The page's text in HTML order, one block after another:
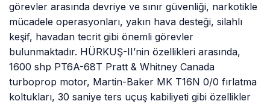
görevler arasında devriye ve sınır güvenliği, narkotikle
mücadele operasyonları, yakın hava desteği, silahlı
keşif, havadan tecrit gibi önemli görevler
bulunmaktadır. HÜRKUŞ-II’nin özellikleri arasında,
1600 shp PT6A-68T Pratt & Whitney Canada
turboprop motor, Martin-Baker MK T16N 0/0 fırlatma
koltukları, 30 saniye ters uçuş kabiliyeti gibi özellikler